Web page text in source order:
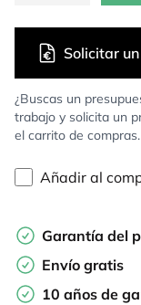
¿Buscas un
trabajo y solicita un
el carrito de compras.
Solicitar
Añadir al
Garantía del
Envío gratis
10 años de